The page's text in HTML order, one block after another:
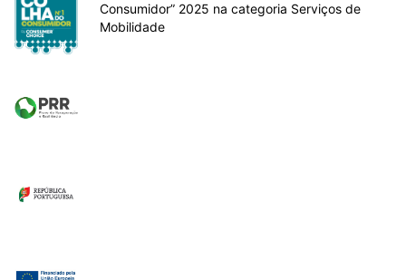
Consumidor” 2025 na categoria Serviços de
Mobilidade